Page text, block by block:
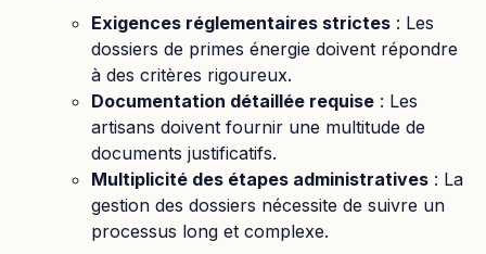
Exigences réglementaires strictes : Les
dossiers de primes énergie doivent répondre
à des critères rigoureux.
Documentation détaillée requise : Les
artisans doivent fournir une multitude de
documents justificatifs.
Multiplicité des étapes administratives : La
gestion des dossiers nécessite de suivre un
processus long et complexe.